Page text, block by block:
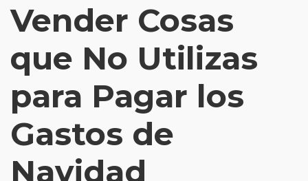
Vender Cosas
que No Utilizas
para Pagar los
Gastos de
Navidad